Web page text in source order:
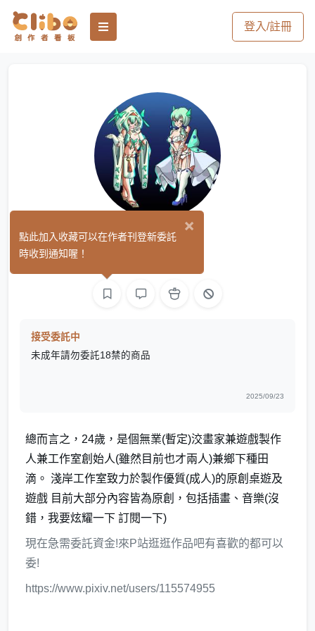
登入/註冊
三葉蟲
接受委託中
未成年請勿委託18禁的商品
2025/09/23
總而言之，24歲，是個無業(暫定)洨畫家兼遊戲製作
人兼工作室創始人(雖然目前也才兩人)兼鄉下種田
滴。 淺岸工作室致力於製作優質(成人)的原創桌遊及
遊戲 目前大部分內容皆為原創，包括插畫、音樂(沒
錯，我要炫耀一下 訂閱一下)
現在急需委託資金!來P站逛逛作品吧有喜歡的都可以
委!
https://www.pixiv.net/users/115574955
×
點此加入收藏可以在作者刊登新委託
時收到通知喔！